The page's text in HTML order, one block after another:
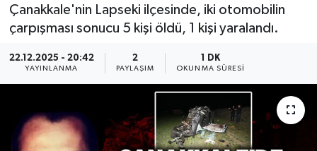
Çanakkale'nin Lapseki ilçesinde, iki otomobilin
çarpışması sonucu 5 kişi öldü, 1 kişi yaralandı.
22.12.2025 - 20:42
YAYINLANMA
2
PAYLAŞIM
1 DK
OKUNMA SÜRESI